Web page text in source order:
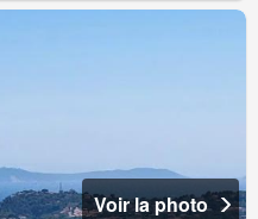
Voir la photo